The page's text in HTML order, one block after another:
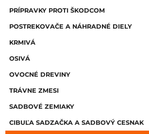
PRÍPRAVKY PROTI ŠKODCOM
POSTREKOVAČE A NÁHRADNÉ DIELY
KRMIVÁ
OSIVÁ
OVOCNÉ DREVINY
TRÁVNE ZMESI
SADBOVÉ ZEMIAKY
CIBUĽA SADZAČKA A SADBOVÝ CESNAK